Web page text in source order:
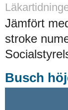
Jämfört
stroke
Busch